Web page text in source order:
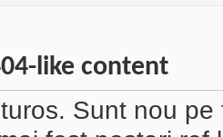
like content
Sunt nou